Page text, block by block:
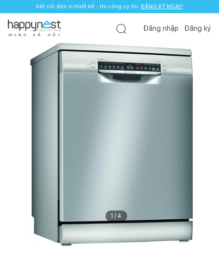
Kết nối đơn vị thiết kế - thi công uy tín. ĐĂNG KÝ NGAY!
M Ạ N G X Ã H Ộ I
Đăng nhập Đăng ký
1 / 4